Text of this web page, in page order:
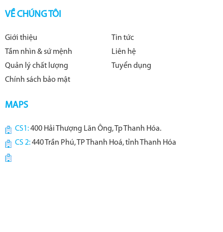
VỀ CHÚNG TÔI
Giới thiệu
Tin tức
Tầm nhìn & sứ mệnh
Liên hệ
Quản lý chất lượng
Tuyển dụng
Chính sách bảo mật
MAPS
CS1:400 Hải Thượng Lãn Ông, Tp Thanh Hóa.
CS 2:440 Trần Phú, TP Thanh Hoá, tỉnh Thanh Hóa